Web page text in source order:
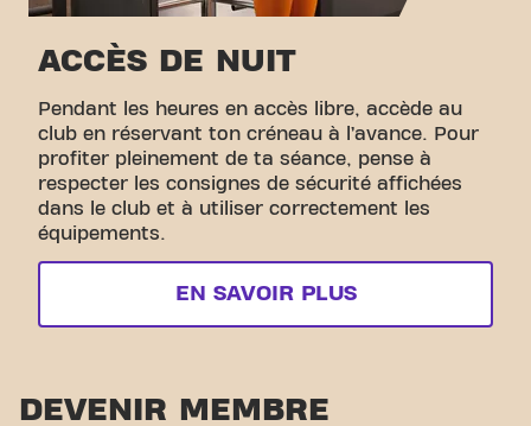
ACCÈS DE NUIT
Pendant les heures en accès libre, accède au
club en réservant ton créneau à l’avance. Pour
profiter pleinement de ta séance, pense à
respecter les consignes de sécurité affichées
dans le club et à utiliser correctement les
équipements.
EN SAVOIR PLUS
DEVENIR MEMBRE